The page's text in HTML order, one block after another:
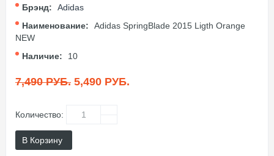
Брэнд:
Adidas
Наименование:
Adidas SpringBlade 2015 Ligth Orange
NEW
Наличие:
10
7,490 РУБ. 5,490 РУБ.
Количество:
В Корзину